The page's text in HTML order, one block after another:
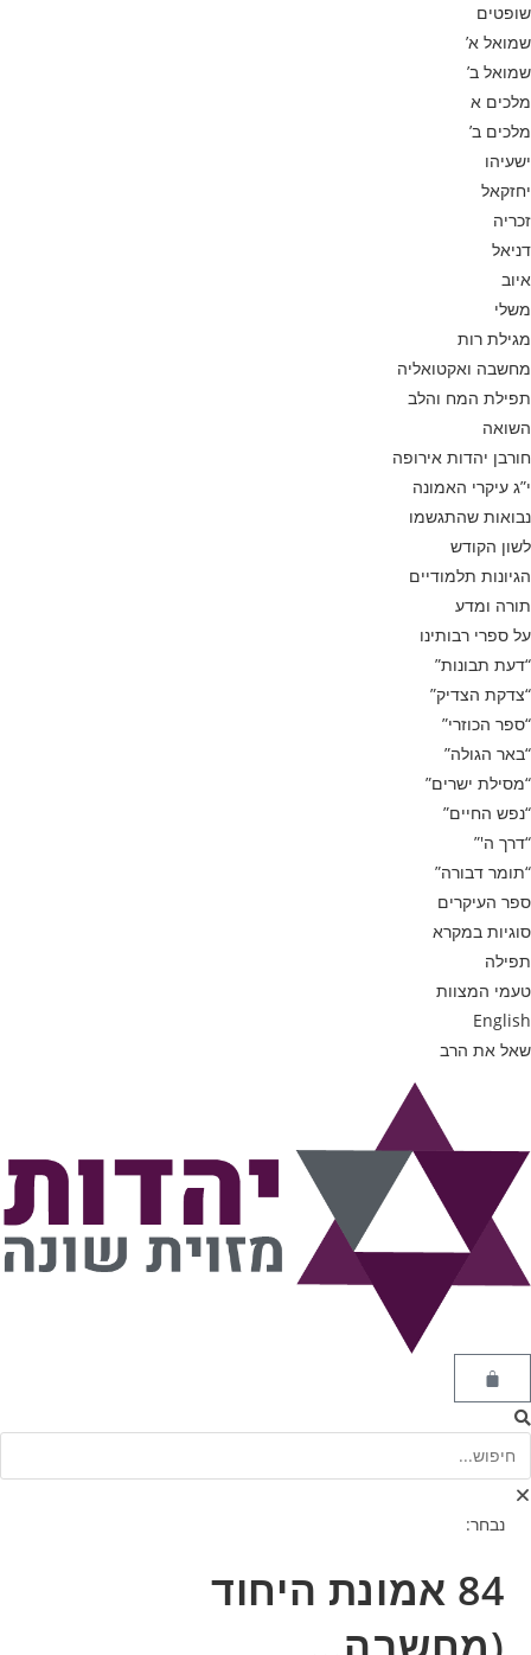
שופטים
שמואל א’
שמואל ב’
מלכים א
מלכים ב’
ישעיהו
יחזקאל
זכריה
דניאל
איוב
משלי
מגילת רות
מחשבה ואקטואליה
תפילת המח והלב
השואה
חורבן יהדות אירופה
י”ג עיקרי האמונה
נבואות שהתגשמו
לשון הקודש
הגיונות תלמודיים
תורה ומדע
על ספרי רבותינו
“דעת תבונות”
“צדקת הצדיק”
“ספר הכוזרי”
“באר הגולה”
“מסילת ישרים”
“נפש החיים”
“דרך ה'”
“תומר דבורה”
ספר העיקרים
סוגיות במקרא
תפילה
טעמי המצוות
English
שאל את הרב
נבחר:
84 אמונת היחוד